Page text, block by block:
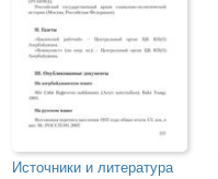
Источники и литература